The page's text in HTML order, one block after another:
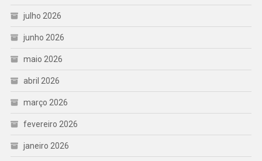
julho 2026
junho 2026
maio 2026
abril 2026
março 2026
fevereiro 2026
janeiro 2026